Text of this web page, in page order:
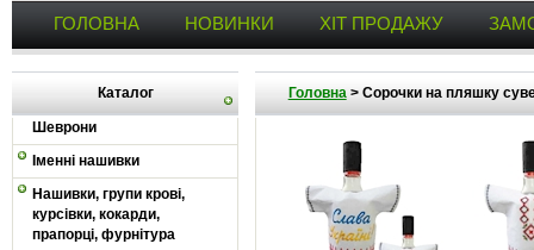
ГОЛОВНА НОВИНКИ ХІТ ПРОДАЖУ
Каталог
Шеврони
Іменні нашивки
Нашивки, групи крові,
курсівки, кокарди,
прапорці, фурнітура
Головна> Сорочки на пляшку